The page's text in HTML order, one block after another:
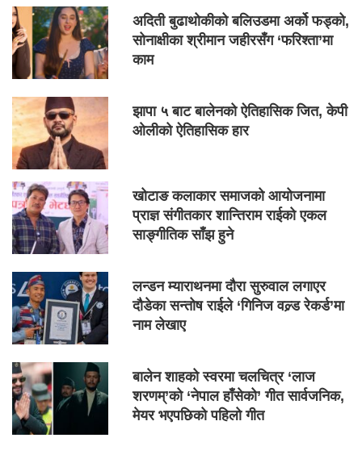
अदिती बुढाथोकीको बलिउडमा अर्को फड्को,
सोनाक्षीका श्रीमान जहीरसँग ‘फरिश्ता’मा
काम
झापा ५ बाट बालेनको ऐतिहासिक जित, केपी
ओलीको ऐतिहासिक हार
खोटाङ कलाकार समाजको आयोजनामा
प्राज्ञ संगीतकार शान्तिराम राईको एकल
साङ्गीतिक साँझ हुने
लन्डन म्याराथनमा दौरा सुरुवाल लगाएर
दौडेका सन्तोष राईले ‘गिनिज वल्र्ड रेकर्ड’मा
नाम लेखाए
बालेन शाहको स्वरमा चलचित्र ‘लाज
शरणम्’को ‘नेपाल हाँसेको’ गीत सार्वजनिक,
मेयर भएपछिको पहिलो गीत